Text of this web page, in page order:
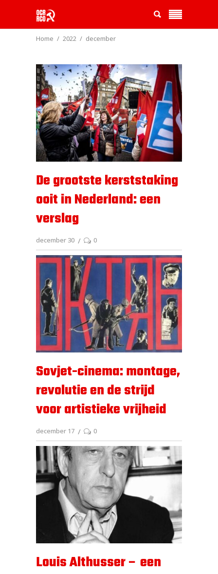
Home 2022 december
De grootste kerststaking
ooit in Nederland: een
verslag
december 30 0
Sovjet-cinema: montage,
revolutie en de strijd
voor artistieke vrijheid
december 17 0
Louis Althusser – een